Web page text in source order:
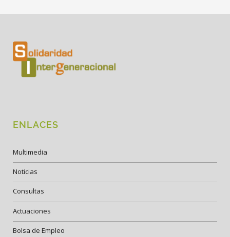
ENLACES
Multimedia
Noticias
Consultas
Actuaciones
Bolsa de Empleo